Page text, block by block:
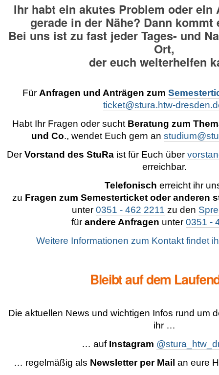
Ihr habt ein akutes Problem oder ein
gerade in der Nähe? Dann
Bei uns ist zu fast jeder Tages- und
Ort,
der euch weiterhelfen
Für Anfragen und Anträgen zum
ticket@stura.htw-
Habt Ihr Fragen oder sucht Beratung zum
und Co., wendet Euch gern an
Der Vorstand des StuRaist für Euch über
erreichbar.
Telefonisch erreicht ihr
zu Fragen zum Semesterticket oder anderen
unter 0351 - 462 2211 zu den
für andere Anfragen unter 0351 -
Weitere Informationen zum Kontakt findet
Bleibt auf dem
Die aktuellen News und wichtigen Infos rund um
ihr …
… auf Instagram
… regelmäßig als Newsletter per Mail an eure